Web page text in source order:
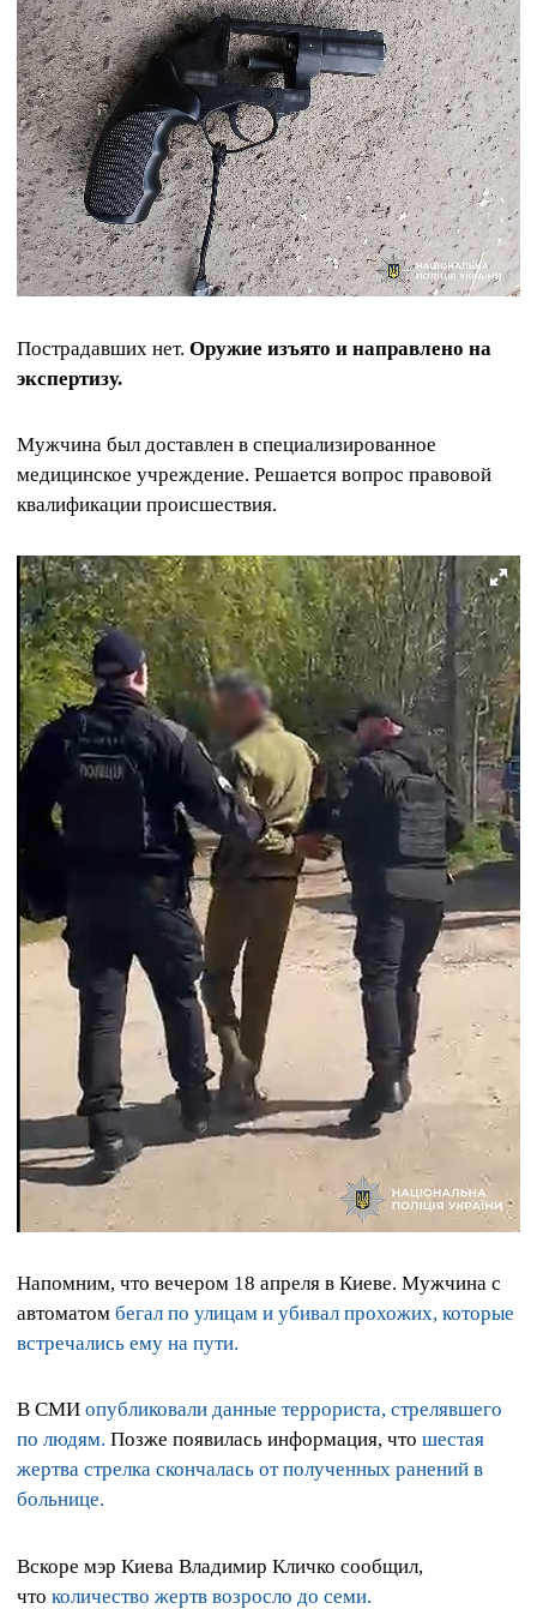
Пострадавших нет. Оружие изъято и направлено на
экспертизу.
Мужчина был доставлен в специализированное
медицинское учреждение. Решается вопрос правовой
квалификации происшествия.
Напомним, что вечером 18 апреля в Киеве. Мужчина с
автоматом бегал по улицам и убивал прохожих, которые
встречались ему на пути.
В СМИ опубликовали данные террориста, стрелявшего
по людям. Позже появилась информация, что шестая
жертва стрелка скончалась от полученных ранений в
больнице.
Вскоре мэр Киева Владимир Кличко сообщил,
что количество жертв возросло до семи.